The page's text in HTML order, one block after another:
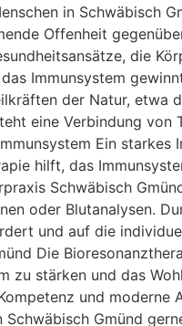
in Schwäbisch
Offenheit
die
Immunsystem
der Natur, etwa
eine Verbindung
Ein
hilft, das
Schwäbisch
oder Blutanalysen.
und auf die
Die
zu stärken und das
und
Schwäbisch Gmünd